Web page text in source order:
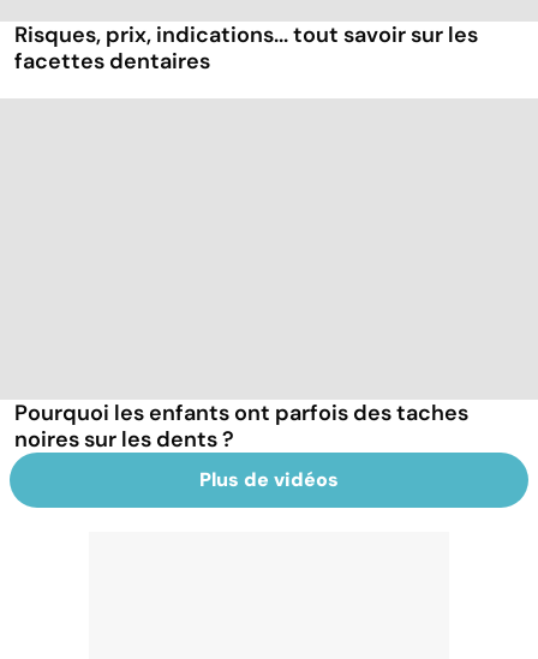
Risques, prix, indications... tout savoir sur les
facettes dentaires
Pourquoi les enfants ont parfois des taches
noires sur les dents ?
Plus de vidéos